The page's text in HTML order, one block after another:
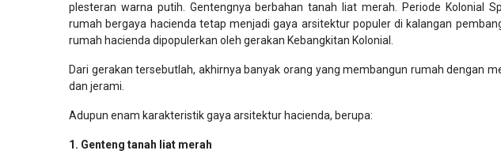
plesteran warna putih. Gentengnya berbahan tanah liat merah. Periode Kolonial
rumah bergaya hacienda tetap menjadi gaya arsitektur populer di kalangan
rumah hacienda dipopulerkan oleh gerakan Kebangkitan Kolonial.
Dari gerakan tersebutlah, akhirnya banyak orang yang membangun rumah dengan
dan jerami.
Adupun enam karakteristik gaya arsitektur hacienda, berupa:
1. Genteng tanah liat merah